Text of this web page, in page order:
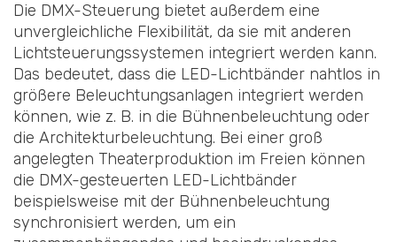
Die DMX-Steuerung bietet außerdem eine
unvergleichliche Flexibilität, da sie mit anderen
Lichtsteuerungssystemen integriert werden kann.
Das bedeutet, dass die LED-Lichtbänder nahtlos in
größere Beleuchtungsanlagen integriert werden
können, wie z. B. in die Bühnenbeleuchtung oder
die Architekturbeleuchtung. Bei einer groß
angelegten Theaterproduktion im Freien können
die DMX-gesteuerten LED-Lichtbänder
beispielsweise mit der Bühnenbeleuchtung
synchronisiert werden, um ein